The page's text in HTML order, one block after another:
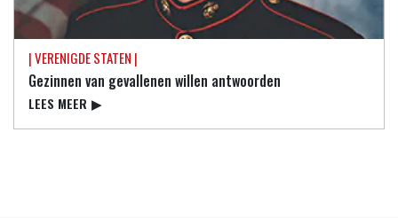
| VERENIGDE STATEN |
Gezinnen van gevallenen willen antwoorden
LEES MEER ▶